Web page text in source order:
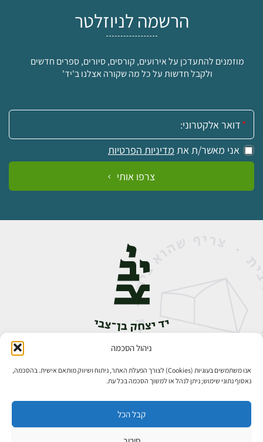
ניהול הסכמה
אנו משתמשים בעוגיות (Cookies) לצורך הפעלת האתר, ניתוח ושיווק מותאם אישית. בהסכמה,
נאסוף נתוני שימוש; ניתן לנהל או למשוך הסכמה בכל עת.
קבל הכל
הרשמה לניוזלטר
מוזמנים להתעדכן על אירועים, קורסים, סיורים, ספרים חדשים
ולקבל חדשות על כל מה שקורה אצלנו ב'יד'
אימייל:
אני מאשר/ת את מדיניות הפרטיות
צרפו אותי
אבן גבירול 14, רחביה, ירושלים